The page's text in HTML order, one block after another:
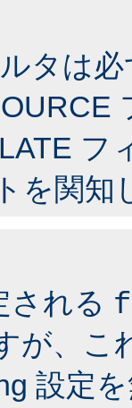
タは
フ
を関知
される
が、こ
設定